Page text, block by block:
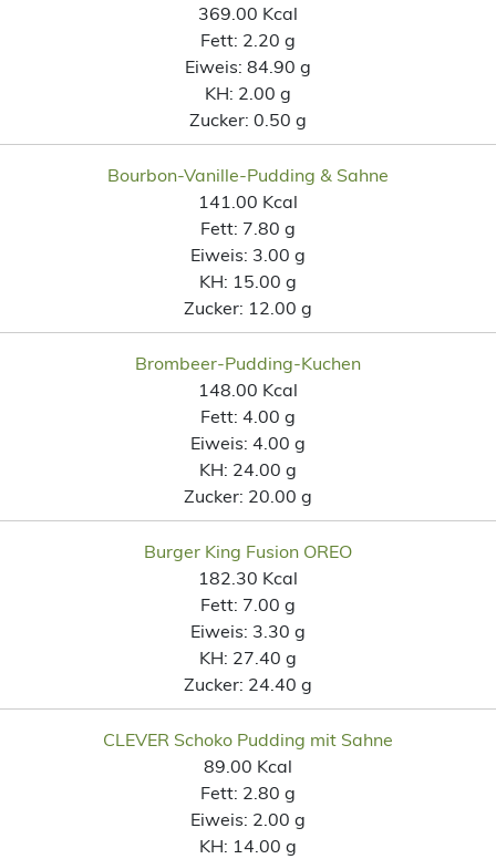
369.00 Kcal
Fett: 2.20 g
Eiweis: 84.90 g
KH: 2.00 g
Zucker: 0.50 g
Bourbon-Vanille-Pudding & Sahne
141.00 Kcal
Fett: 7.80 g
Eiweis: 3.00 g
KH: 15.00 g
Zucker: 12.00 g
Brombeer-Pudding-Kuchen
148.00 Kcal
Fett: 4.00 g
Eiweis: 4.00 g
KH: 24.00 g
Zucker: 20.00 g
Burger King Fusion OREO
182.30 Kcal
Fett: 7.00 g
Eiweis: 3.30 g
KH: 27.40 g
Zucker: 24.40 g
CLEVER Schoko Pudding mit Sahne
89.00 Kcal
Fett: 2.80 g
Eiweis: 2.00 g
KH: 14.00 g